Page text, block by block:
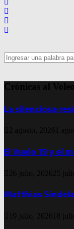
Search
for:
Crónicas al Voleo
La silenciosa
2 agosto, 2026 1
El Vuelo 19 y el
26 julio, 2026 25
Matthias
19 julio, 2026 18